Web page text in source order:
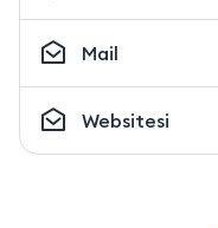
Mail
Websitesi